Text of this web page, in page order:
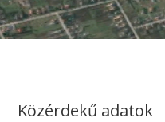
Közérdekű adatok